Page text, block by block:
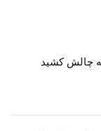
چالش کشید